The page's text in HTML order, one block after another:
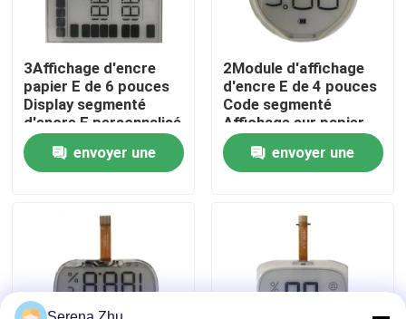
Visite de l'usine
Contrôle qualité
Contactez-nous
Demandez un devis
Ordinateurs tout-en-un
3Affichage d'encre
papier E de 6 pouces
Display segmenté
d'encre E personnalisé
envoyer une
2Module d'affichage
d'encre E de 4 pouces
Code segmenté
Affichage sur papier
électronique Enceinte
LCD E-papierenvoyer une